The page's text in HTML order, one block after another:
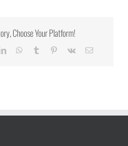
Choose Your Platform!
LinkedInWhatsApp
Tumblr Pinterest
Vk Email